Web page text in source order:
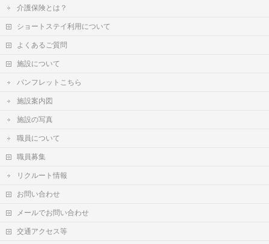
介護保険とは？
ショートステイ利用について
よくあるご質問
施設について
パンフレットこちら
施設案内図
施設の写真
職員について
職員募集
リクルート情報
お問い合わせ
メールでお問い合わせ
交通アクセス等